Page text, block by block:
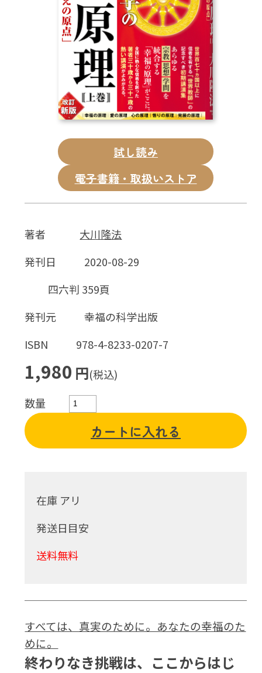
雑貨
外国語
試し読み
電子書籍・取扱いストア
著者
大川隆法
発刊日
2020-08-29
四六判 359頁
発刊元
幸福の科学出版
ISBN
978-4-8233-0207-7
1,980 円(税込)
数量
カートに入れる
在庫 アリ
発送日目安
送料無料
すべては、真実のために。あなたの幸福のた
めに。
終わりなき挑戦は、ここからはじ